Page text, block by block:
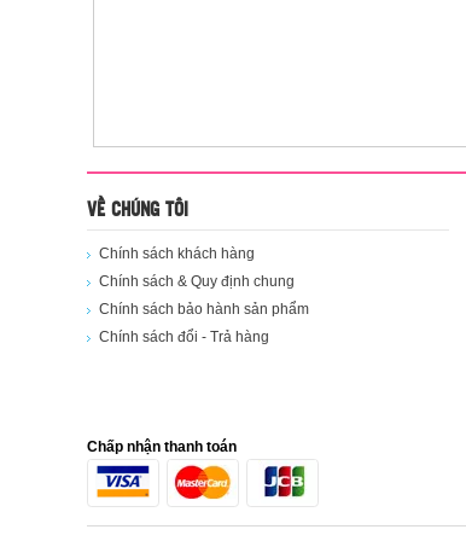
VỀ CHÚNG TÔI
Chính sách khách hàng
Chính sách & Quy định chung
Chính sách bảo hành sản phẩm
Chính sách đổi - Trả hàng
Chấp nhận thanh toán